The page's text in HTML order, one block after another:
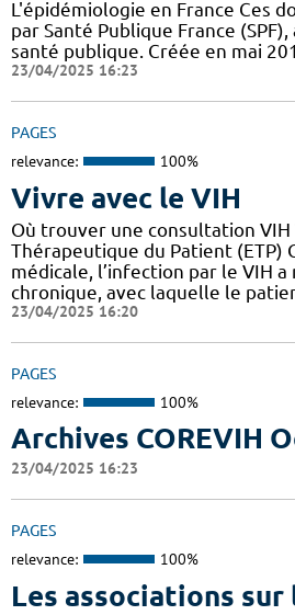
L'épidémiologie en France Ces
par Santé Publique France
santé publique. Créée en mai
23/04/2025 16:23
PAGES
relevance: 100%
Vivre avec le VIH
Où trouver une consultation VIH
Thérapeutique du Patient (ETP)
médicale, l’infection par le VIH
chronique, avec laquelle le
23/04/2025 16:20
PAGES
relevance: 100%
Archives COREVIH
23/04/2025 16:23
PAGES
relevance: 100%
Les associations